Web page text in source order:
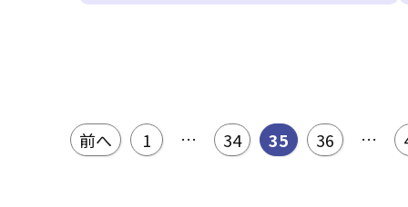
投稿のページ送り
前へ 1 … 34 35 36 …